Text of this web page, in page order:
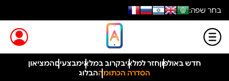
בחר שפה:
חדש באולפוןחזר למלאיבקרוב במלאימבצעיםהמציאון
הסדרה הכתומההבלוג